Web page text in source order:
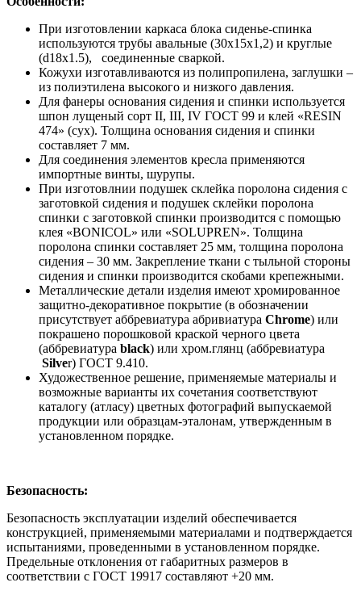
При изготовлении каркаса блока сиденье-спинка
используются трубы авальные (30х15х1,2) и круглые
(d18x1.5), соединенные сваркой.
Кожухи изготавливаются из полипропилена, заглушки –
из полиэтилена высокого и низкого давления.
Для фанеры основания сидения и спинки используется
шпон лущеный сорт II, III, IV ГОСТ 99 и клей «RESIN
474» (сух). Толщина основания сидения и спинки
составляет 7 мм.
Для соединения элементов кресла применяются
импортные винты, шурупы.
При изготовлнии подушек склейка поролона сидения с
заготовкой сидения и подушек склейки поролона
спинки с заготовкой спинки производится с помощью
клея «BONICOL» или «SOLUPREN». Толщина
поролона спинки составляет 25 мм, толщина поролона
сидения – 30 мм. Закрепление ткани с тыльной стороны
сидения и спинки производится скобами крепежными.
Металлические детали изделия имеют хромированное
защитно-декоративное покрытие (в обозначении
присутствует аббревиатура абривиатура Chrome) или
покрашено порошковой краской черного цвета
(аббревиатура black) или хром.глянц (аббревиатура
Silver) ГОСТ 9.410.
Художественное решение, применяемые материалы и
возможные варианты их сочетания соответствуют
каталогу (атласу) цветных фотографий выпускаемой
продукции или образцам-эталонам, утвержденным в
установленном порядке.
Безопасность:
Безопасность эксплуатации изделий обеспечивается
конструкцией, применяемыми материалами и подтверждается
испытаниями, проведенными в установленном порядке.
Предельные отклонения от габаритных размеров в
соответствии с ГОСТ 19917 составляют +20 мм.